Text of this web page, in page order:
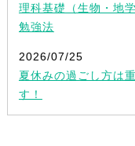
理科基礎（生物・地
勉強法
2026/07/25
夏休みの過ごし方は
す！